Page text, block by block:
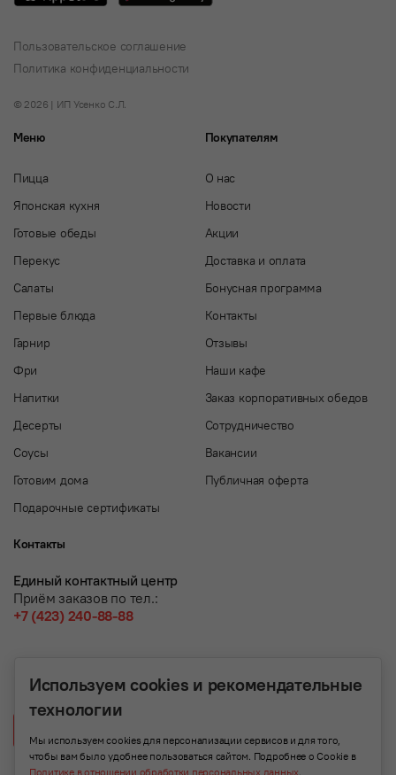
Пользовательское соглашение
Политика конфиденциальности
© 2026 | ИП Усенко С.Л.
Меню
Пицца
Японская кухня
Готовые обеды
Перекус
Салаты
Первые блюда
Гарнир
Фри
Напитки
Десерты
Соусы
Готовим дома
Подарочные сертификаты
Покупателям
О нас
Новости
Акции
Доставка и оплата
Бонусная программа
Контакты
Отзывы
Наши кафе
Заказ корпоративных обедов
Сотрудничество
Вакансии
Публичная оферта
Контакты
Единый контактный центр
Приём заказов по тел.:
+7 (423) 240-88-88
Используем cookies и рекомендательные
технологии
Мы используем cookies для персонализации сервисов и для того,
чтобы вам было удобнее пользоваться сайтом. Подробнее о Cookie в
Политике в отношении обработки персональных данных